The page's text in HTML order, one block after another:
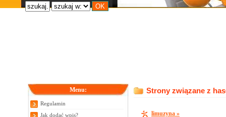
Menu:
Regulamin
Jak dodać wpis?
Strony związane z
limuzyna »